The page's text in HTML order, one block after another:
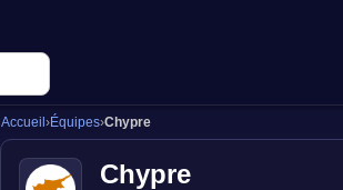
Accueil ›Équipes›Chypre
Chypre